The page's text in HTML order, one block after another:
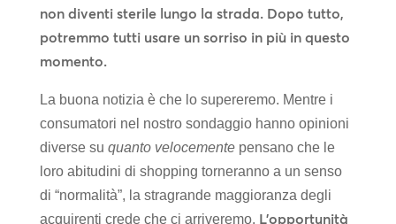
non diventi sterile lungo la strada. Dopo tutto,
potremmo tutti usare un sorriso in più in questo
momento.
La buona notizia è che lo supereremo. Mentre i
consumatori nel nostro sondaggio hanno opinioni
diverse su quanto velocementepensano che le
loro abitudini di shopping torneranno a un senso
di “normalità”, la stragrande maggioranza degli
acquirenti crede che ci arriveremo. L’opportunità